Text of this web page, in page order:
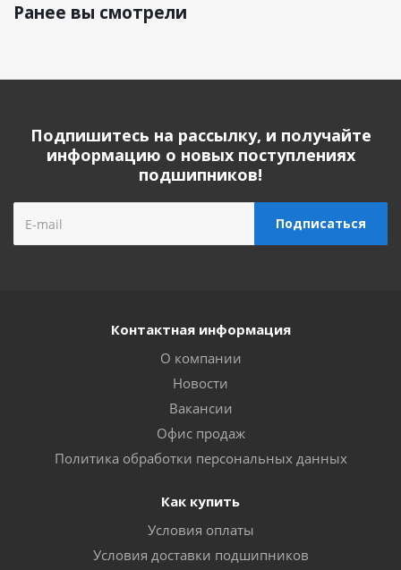
Ранее вы смотрели
Подпишитесь на рассылку, и получайте
информацию о новых поступлениях
подшипников!
Контактная информация
О компании
Новости
Вакансии
Офис продаж
Политика обработки персональных данных
Как купить
Условия оплаты
Условия доставки подшипников